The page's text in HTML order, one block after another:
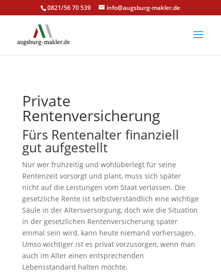
0821/56 70 539 info@augsburg-makler.de
Private
Rentenversicherung
Fürs Rentenalter finanziell
gut aufgestellt
Nur wer frühzeitig und wohlüberlegt für seine
Rentenzeit vorsorgt und plant, muss sich später
nicht auf die Leistungen vom Staat verlassen. Die
gesetzliche Rente ist selbstverständlich eine wichtige
Säule in der Altersversorgung, doch wie die Situation
in der gesetzlichen Rentenversicherung später
einmal sein wird, kann heute niemand vorhersagen.
Umso wichtiger ist es privat vorzusorgen, wenn man
auch im Alter einen entsprechenden
Lebensstandard halten möchte.